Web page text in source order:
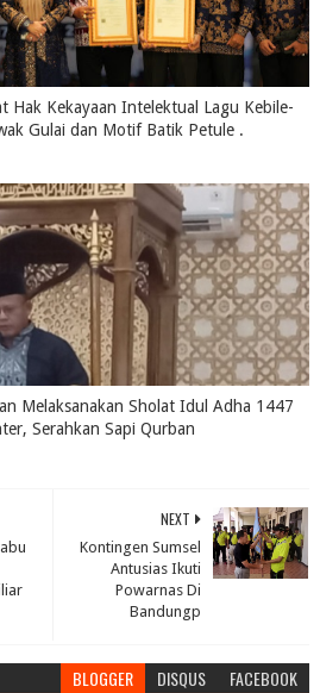
Hak Kekayaan Intelektual Lagu Kebile-
Gulai dan Motif Batik Petule .
Melaksanakan Sholat Idul Adha 1447
Serahkan Sapi Qurban
NEXT
Kontingen Sumsel
Antusias Ikuti
Powarnas Di
Bandungp
BLOGGER DISQUS FACEBOOK